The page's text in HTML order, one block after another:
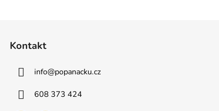
Kontakt
info@popanacku.cz
608 373 424